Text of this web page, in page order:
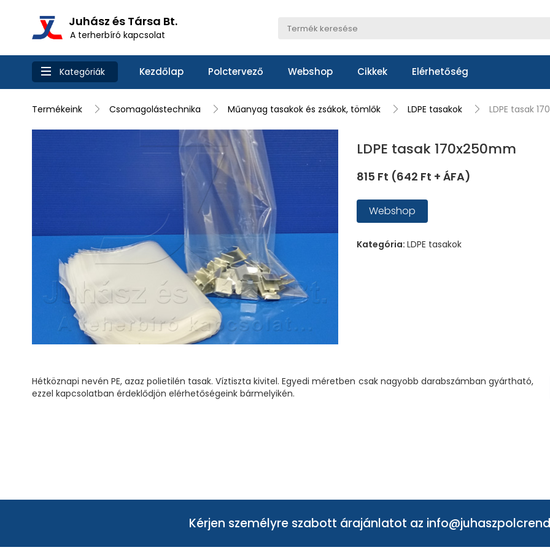
Juhász és Társa Bt.
A terherbíró kapcsolat
Kategóriák Kezdőlap Polctervező Webshop Cikkek Elérhetőség
Termékeink Csomagolástechnika Műanyag tasakok és zsákok, tömlők LDPE tasakok LDPE tasak
LDPE tasak 170x250mm
815 Ft (642 Ft + ÁFA)
Webshop
Kategória:LDPE tasakok
Hétköznapi nevén PE, azaz polietilén tasak. Víztiszta kivitel. Egyedi méretben csak nagyobb darabszámban gyártható,
ezzel kapcsolatban érdeklődjön elérhetőségeink bármelyikén.
Kérjen személyre szabott árajánlatot az